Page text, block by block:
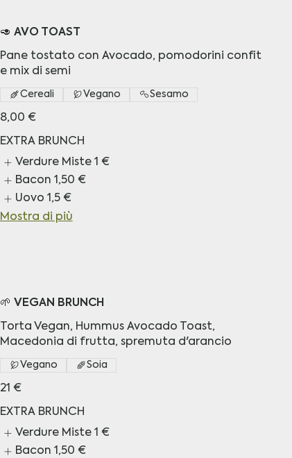
🥑 AVO TOAST
Pane tostato con Avocado, pomodorini confit
e mix di semi
8,00 €
Cereali Vegano Sesamo
EXTRA BRUNCH
Verdure Miste 1 €
Bacon 1,50 €
Uovo 1,5 €
Mostra di più
🌱 VEGAN BRUNCH
Torta Vegan, Hummus Avocado Toast,
Macedonia di frutta, spremuta d'arancio
21 €
Vegano Soia
EXTRA BRUNCH
Verdure Miste 1 €
Bacon 1,50 €